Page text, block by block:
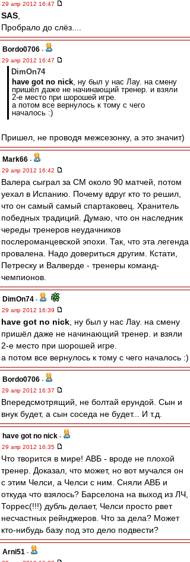
29 апр 2012 16:47
SAS
Пробрало до слёз....
Bordo0706 -
29 апр 2012 16:47
DimOn74
have got no nick, ну был у нас Лау. на смену
пришёл даже не начинающий тренер. и взяли
2-е место при шорошей игре.
а потом все вернулось к тому с чего
началось :)
Пришел, не проводя межсезонку, а это значит)
Mark66 -
29 апр 2012 16:42
Валера сыграл за СМ около 90 матчей, потом
уехал в Испанию. Почему вдруг кто то решил,
что он самый самый спартаковец. Хранитель
победных традиций. Думаю, что он наследник
череды тренеров неудачников
послероманцевской эпохи. Так, что эта легенда
провалена. Надо довериться другим. Кстати,
Петреску и Валверде - тренеры команд-
чемпионов.
DimOn74 -
29 апр 2012 16:39
have got no nick , ну был у нас Лау. на смену
пришёл даже не начинающий тренер. и взяли
2-е место при шорошей игре.
а потом все вернулось к тому с чего началось :)
Bordo0706 -
29 апр 2012 16:37
Впередсмотрящий, не болтай ерундой. Сын и
внук будет, а сын соседа не будет... И т.д.
have got no nick -
29 апр 2012 16:35
Что творится в мире! АВБ - вроде не плохой
тренер. Доказал, что может, но вот мучался он
с этим Челси, а Челси с ним. Сняли АВБ и
откуда что взялось? Барселона на выход из ЛЧ,
Торрес(!!!) дубль делает, Челси просто рвет
несчастных рейнджеров. Что за дела? Может
кто-нибудь базу под это дело подвести?
Arni51 -